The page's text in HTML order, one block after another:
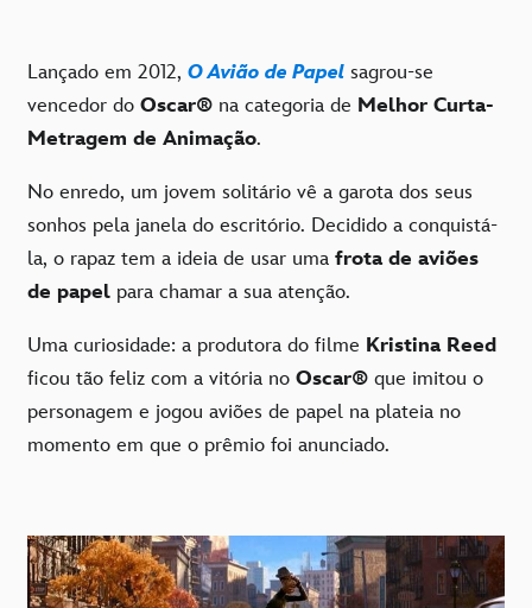
Lançado em 2012, O Avião de Papel sagrou-se
vencedor do Oscar® na categoria de Melhor Curta-
Metragem de Animação.
No enredo, um jovem solitário vê a garota dos seus
sonhos pela janela do escritório. Decidido a conquistá-
la, o rapaz tem a ideia de usar uma frota de aviões
de papel para chamar a sua atenção.
Uma curiosidade: a produtora do filme Kristina Reed
ficou tão feliz com a vitória no Oscar® que imitou o
personagem e jogou aviões de papel na plateia no
momento em que o prêmio foi anunciado.